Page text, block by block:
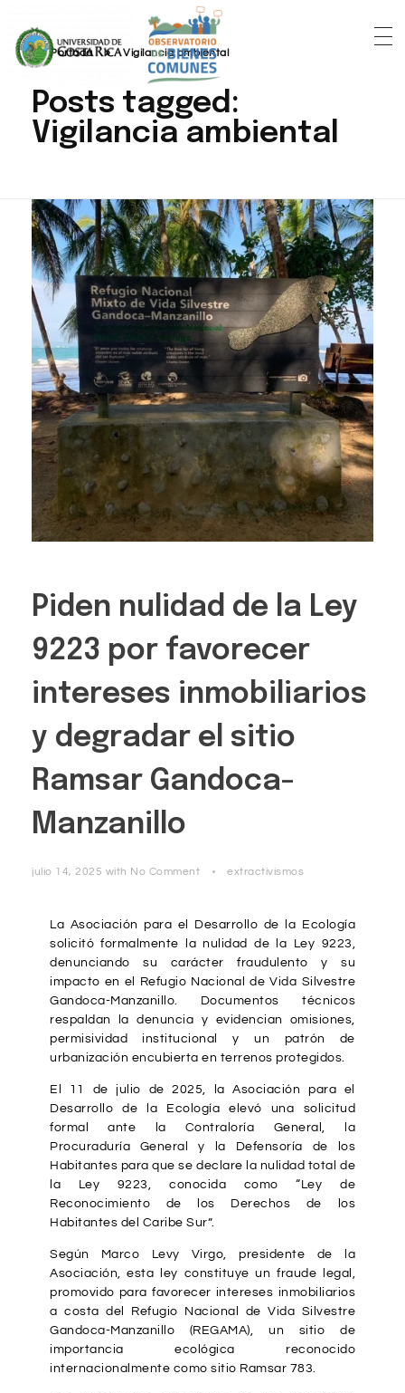
Portada » Vigilancia ambiental
Posts tagged:
Vigilancia ambiental
Piden nulidad de la Ley
9223 por favorecer
intereses inmobiliarios
y degradar el sitio
Ramsar Gandoca-
Manzanillo
julio 14, 2025 with No Comment extractivismos
La Asociación para el Desarrollo de la Ecología
solicitó formalmente la nulidad de la Ley 9223,
denunciando su carácter fraudulento y su
impacto en el Refugio Nacional de Vida Silvestre
Gandoca-Manzanillo. Documentos técnicos
respaldan la denuncia y evidencian omisiones,
permisividad institucional y un patrón de
urbanización encubierta en terrenos protegidos.
El 11 de julio de 2025, la Asociación para el
Desarrollo de la Ecología elevó una solicitud
formal ante la Contraloría General, la
Procuraduría General y la Defensoría de los
Habitantes para que se declare la nulidad total de
la Ley 9223, conocida como “Ley de
Reconocimiento de los Derechos de los
Habitantes del Caribe Sur”.
Según Marco Levy Virgo, presidente de la
Asociación, esta ley constituye un fraude legal,
promovido para favorecer intereses inmobiliarios
a costa del Refugio Nacional de Vida Silvestre
Gandoca-Manzanillo (REGAMA), un sitio de
importancia ecológica reconocido
internacionalmente como sitio Ramsar 783.